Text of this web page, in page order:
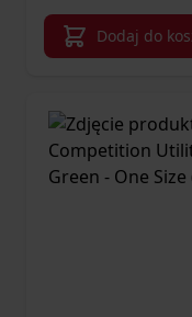
Dodaj do